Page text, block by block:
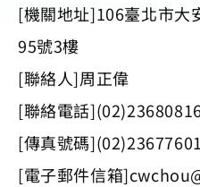
[機關地址]106臺北市大
95號3樓
[聯絡人]周正偉
[聯絡電話
[傳真號碼](02)23677601
[電子郵件信箱]